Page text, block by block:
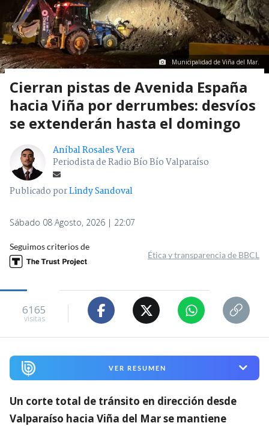
Municipalidad de Viña del Mar.
Cierran pistas de Avenida España
hacia Viña por derrumbes: desvíos
se extenderán hasta el domingo
Aníbal Rosales Vera
Periodista de Radio Bío Bío Valparaíso
Publicado porLindy Sandoval
Sábado 08 Agosto, 2026 | 22:07
Seguimos criterios de
Ética y transparencia de BBCL
6165
visitas
VER RESUMEN
Un corte total de tránsito en dirección desde
Valparaíso hacia Viña del Mar se mantiene